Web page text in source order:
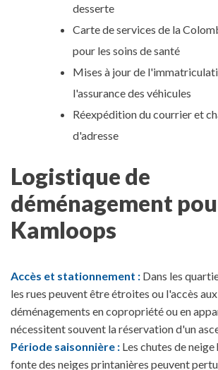
desserte
Carte de services de la
pour les soins de santé
Mises à jour de
l'assurance des véhicules
Réexpédition du courrier et
d'adresse
Logistique de
déménagement
Kamloops
Accès et stationnement : Dans les
les rues peuvent être étroites ou l'accès
déménagements en copropriété ou en
nécessitent souvent la réservation d'un
Période saisonnière : Les chutes de
fonte des neiges printanières peuvent